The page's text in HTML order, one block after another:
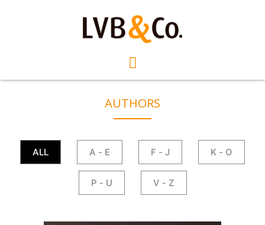
AUTHORS
ALL A - E F - J K - O
P - U V - Z